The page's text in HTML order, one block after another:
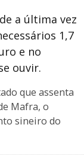
a última vez
1,7
e no
ouvir.
que assenta
Mafra, o
sineiro do